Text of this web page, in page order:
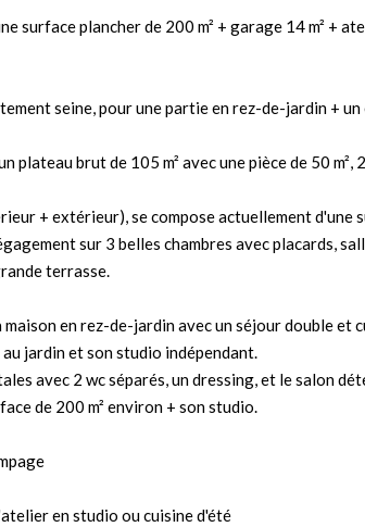
surface plancher de 200 m² + garage 14 m² +
seine, pour une partie en rez-de-jardin + un
plateau brut de 105 m² avec une pièce de 50 m²,
+ extérieur), se compose actuellement d'une
sur 3 belles chambres avec placards,
terrasse.
en rez-de-jardin avec un séjour double et
jardin et son studio indépendant.
avec 2 wc séparés, un dressing, et le salon
de 200 m² environ + son studio.
en studio ou cuisine d'été